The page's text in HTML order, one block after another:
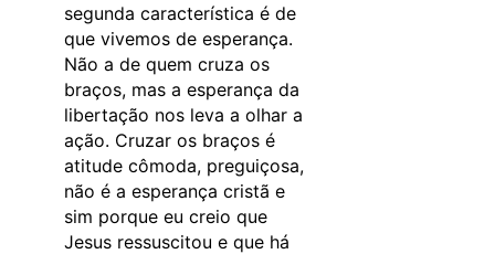
segunda característica é de
que vivemos de esperança.
Não a de quem cruza os
braços, mas a esperança da
libertação nos leva a olhar a
ação. Cruzar os braços é
atitude cômoda, preguiçosa,
não é a esperança cristã e
sim porque eu creio que
Jesus ressuscitou e que há